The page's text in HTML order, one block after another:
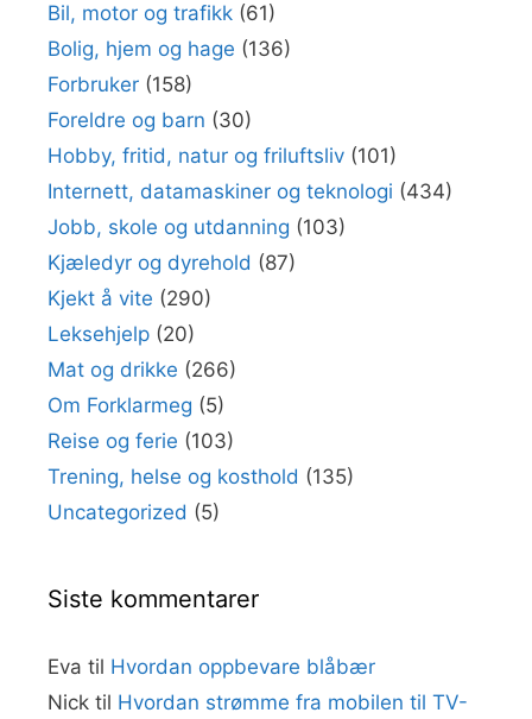
Bil, motor og trafikk (61)
Bolig, hjem og hage (136)
Forbruker (158)
Foreldre og barn (30)
Hobby, fritid, natur og friluftsliv (101)
Internett, datamaskiner og teknologi (434)
Jobb, skole og utdanning (103)
Kjæledyr og dyrehold (87)
Kjekt å vite (290)
Leksehjelp (20)
Mat og drikke (266)
Om Forklarmeg (5)
Reise og ferie (103)
Trening, helse og kosthold (135)
Uncategorized (5)
Siste kommentarer
Eva til Hvordan oppbevare blåbær
Nick til Hvordan strømme fra mobilen til TV-